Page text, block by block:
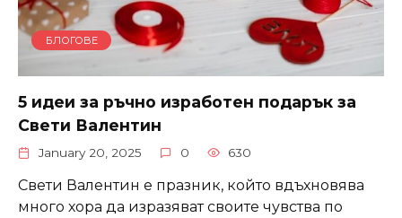
БЛОГОВЕ
5 идеи за ръчно изработен подарък за
Свети Валентин
January 20, 2025 0 630
Свети Валентин е празник, който вдъхновява
много хора да изразяват своите чувства по